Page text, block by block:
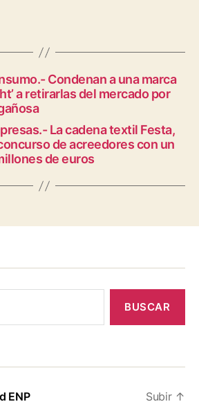
Condenan a una marca
a retirarlas del mercado por
La cadena textil Festa,
de acreedores con un
de euros
ENP Subir ↑